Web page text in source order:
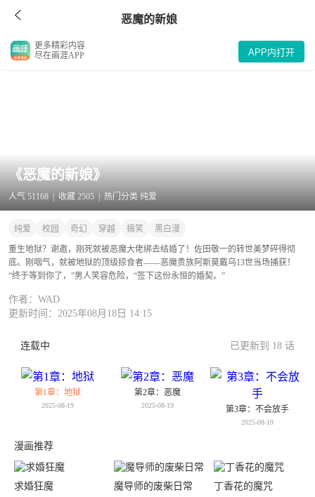
恶魔的新娘
更多精彩内容
尽在画涯APP
APP内打开
《恶魔的新娘》
人气 51168 | 收藏 2505 | 热门分类 纯爱
纯爱 校园 奇幻 穿越 搞笑 黑白漫
重生地狱？谢邀，刚死就被恶魔大佬绑去结婚了！佐田敬一的转世美梦碎得彻
底。刚咽气，就被地狱的顶级掠食者——恶魔贵族阿斯莫戴乌13世当场捕获！
“终于等到你了，”男人笑容危险，“签下这份永恒的婚契。”
作者：WAD
更新时间：2025年08月18日 14:15
连载中 已更新到 18 话
第1章：地狱
2025-08-19
第2章：恶魔
2025-08-19 第3章：不会放手
2025-08-19
漫画推荐
求婚狂魔 魔导师的废柴日常 丁香花的魔咒